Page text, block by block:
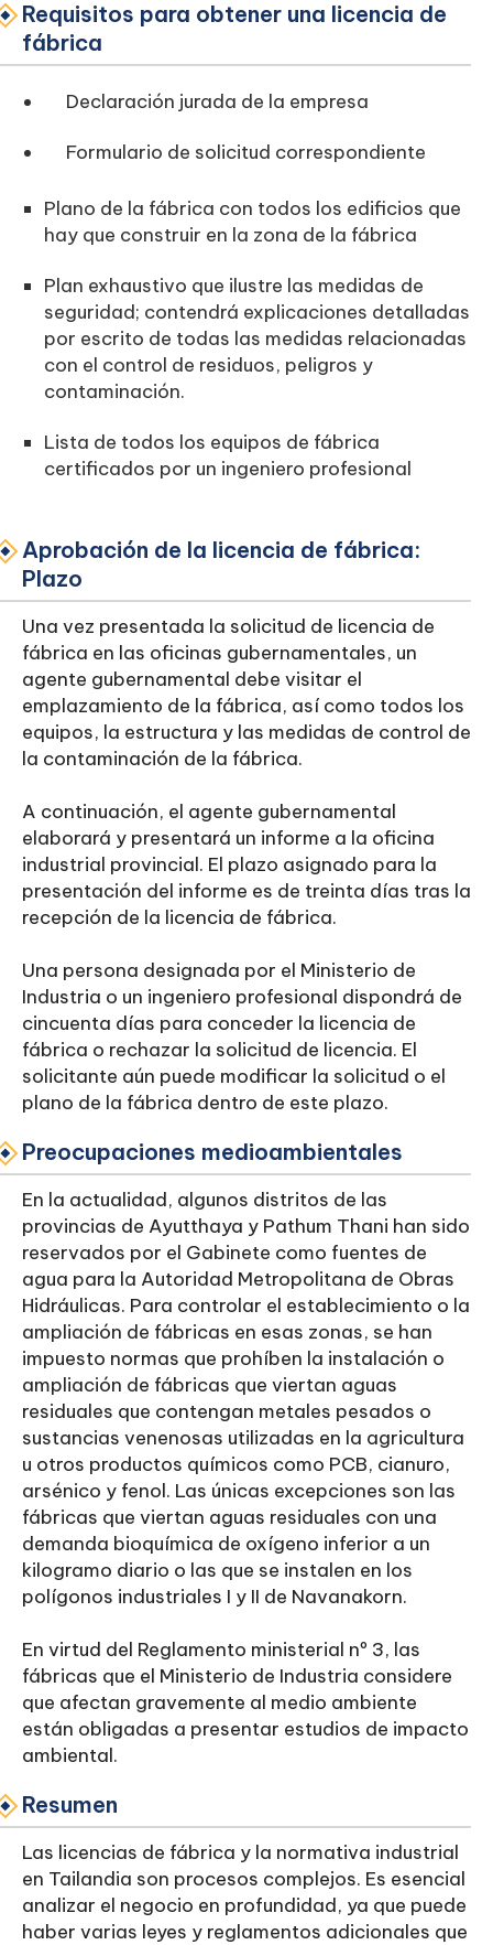
Requisitos para obtener una licencia de
fábrica
Declaración jurada de la empresa
Formulario de solicitud correspondiente
Plano de la fábrica con todos los edificios que
hay que construir en la zona de la fábrica
Plan exhaustivo que ilustre las medidas de
seguridad; contendrá explicaciones detalladas
por escrito de todas las medidas relacionadas
con el control de residuos, peligros y
contaminación.
Lista de todos los equipos de fábrica
certificados por un ingeniero profesional
Aprobación de la licencia de fábrica:
Plazo
Una vez presentada la solicitud de licencia de
fábrica en las oficinas gubernamentales, un
agente gubernamental debe visitar el
emplazamiento de la fábrica, así como todos los
equipos, la estructura y las medidas de control de
la contaminación de la fábrica.
A continuación, el agente gubernamental
elaborará y presentará un informe a la oficina
industrial provincial. El plazo asignado para la
presentación del informe es de treinta días tras la
recepción de la licencia de fábrica.
Una persona designada por el Ministerio de
Industria o un ingeniero profesional dispondrá de
cincuenta días para conceder la licencia de
fábrica o rechazar la solicitud de licencia. El
solicitante aún puede modificar la solicitud o el
plano de la fábrica dentro de este plazo.
Preocupaciones medioambientales
En la actualidad, algunos distritos de las
provincias de Ayutthaya y Pathum Thani han sido
reservados por el Gabinete como fuentes de
agua para la Autoridad Metropolitana de Obras
Hidráulicas. Para controlar el establecimiento o la
ampliación de fábricas en esas zonas, se han
impuesto normas que prohíben la instalación o
ampliación de fábricas que viertan aguas
residuales que contengan metales pesados o
sustancias venenosas utilizadas en la agricultura
u otros productos químicos como PCB, cianuro,
arsénico y fenol. Las únicas excepciones son las
fábricas que viertan aguas residuales con una
demanda bioquímica de oxígeno inferior a un
kilogramo diario o las que se instalen en los
polígonos industriales I y II de Navanakorn.
En virtud del Reglamento ministerial nº 3, las
fábricas que el Ministerio de Industria considere
que afectan gravemente al medio ambiente
están obligadas a presentar estudios de impacto
ambiental.
Resumen
Las licencias de fábrica y la normativa industrial
en Tailandia son procesos complejos. Es esencial
analizar el negocio en profundidad, ya que puede
haber varias leyes y reglamentos adicionales que